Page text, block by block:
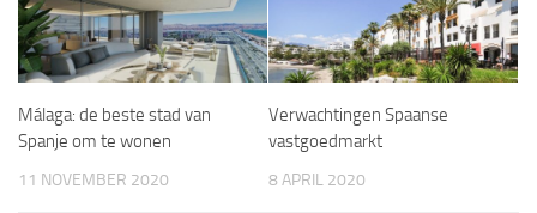
Málaga: de beste stad van
Spanje om te wonen
11 NOVEMBER 2020
Verwachtingen Spaanse
vastgoedmarkt
8 APRIL 2020